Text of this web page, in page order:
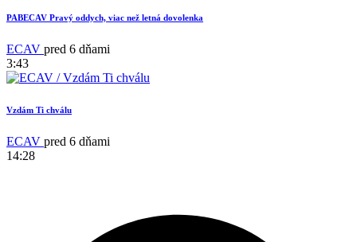
3
PABECAV Pravý oddych, viac než letná dovolenka
ECAV pred 6 dňami
3:43
Vzdám Ti chválu
ECAV pred 6 dňami
14:28